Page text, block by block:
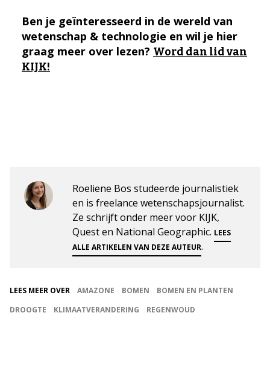
Ben je geïnteresseerd in de wereld van
wetenschap & technologie en wil je hier
graag meer over lezen? Word dan lid van
KIJK!
Roeliene Bos studeerde journalistiek
en is freelance wetenschapsjournalist.
Ze schrijft onder meer voor KIJK,
Quest en National Geographic. LEES
ALLE ARTIKELEN VAN DEZE AUTEUR.
LEES MEER OVER AMAZONE BOMEN
BOMEN EN PLANTEN
DROOGTE
KLIMAATVERANDERING REGENWOUD